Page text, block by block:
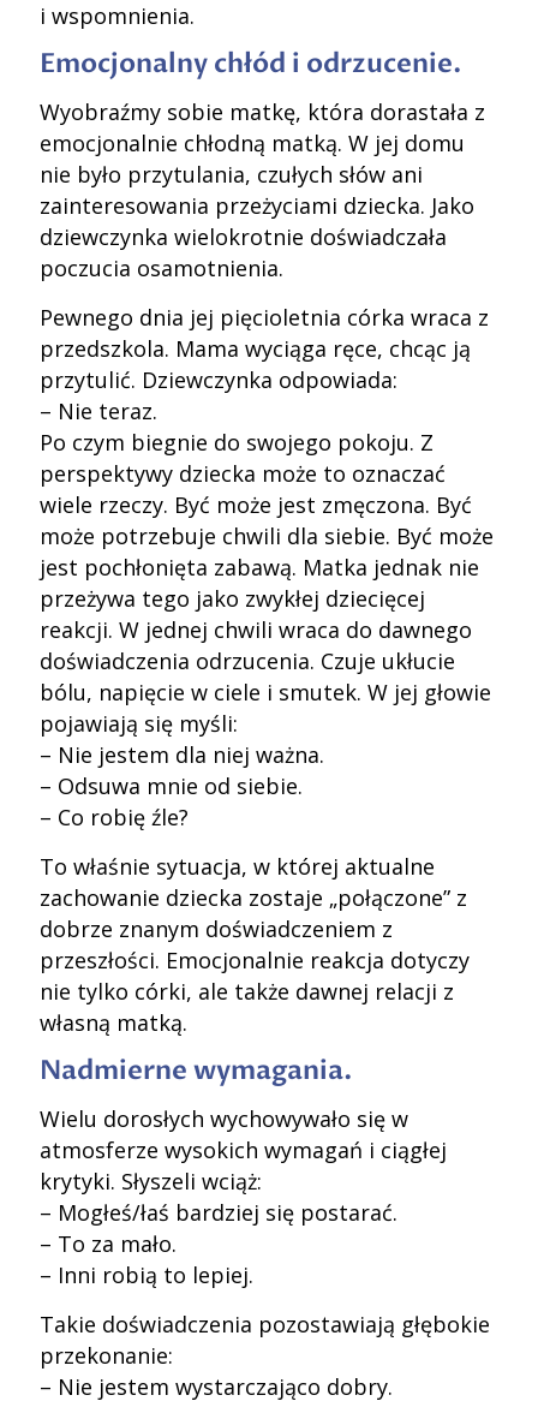
i wspomnienia.
Emocjonalny chłód i odrzucenie.
Wyobraźmy sobie matkę, która dorastała z
emocjonalnie chłodną matką. W jej domu
nie było przytulania, czułych słów ani
zainteresowania przeżyciami dziecka. Jako
dziewczynka wielokrotnie doświadczała
poczucia osamotnienia.
Pewnego dnia jej pięcioletnia córka wraca z
przedszkola. Mama wyciąga ręce, chcąc ją
przytulić. Dziewczynka odpowiada:
– Nie teraz.
Po czym biegnie do swojego pokoju. Z
perspektywy dziecka może to oznaczać
wiele rzeczy. Być może jest zmęczona. Być
może potrzebuje chwili dla siebie. Być może
jest pochłonięta zabawą. Matka jednak nie
przeżywa tego jako zwykłej dziecięcej
reakcji. W jednej chwili wraca do dawnego
doświadczenia odrzucenia. Czuje ukłucie
bólu, napięcie w ciele i smutek. W jej głowie
pojawiają się myśli:
– Nie jestem dla niej ważna.
– Odsuwa mnie od siebie.
– Co robię źle?
To właśnie sytuacja, w której aktualne
zachowanie dziecka zostaje „połączone” z
dobrze znanym doświadczeniem z
przeszłości. Emocjonalnie reakcja dotyczy
nie tylko córki, ale także dawnej relacji z
własną matką.
Nadmierne wymagania.
Wielu dorosłych wychowywało się w
atmosferze wysokich wymagań i ciągłej
krytyki. Słyszeli wciąż:
– Mogłeś/łaś bardziej się postarać.
– To za mało.
– Inni robią to lepiej.
Takie doświadczenia pozostawiają głębokie
przekonanie:
– Nie jestem wystarczająco dobry.